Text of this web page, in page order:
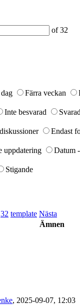
of 32
Färra veckan
Inte besvarad
Endast
uppdatering
Datum
Stigande
32 template Nästa
Ämnen
, 2025-09-07, 12:03